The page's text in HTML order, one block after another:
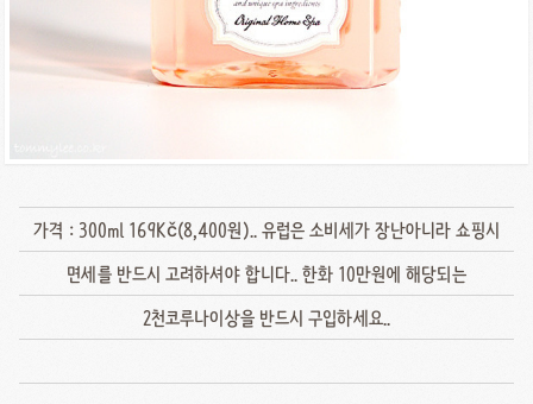
가격 : 300ml 169Kč(8,400원).. 유럽은 소비세가 장난아니라 쇼핑시
면세를 반드시 고려하셔야 합니다.. 한화 10만원에 해당되는
2천코루나이상을 반드시 구입하세요..